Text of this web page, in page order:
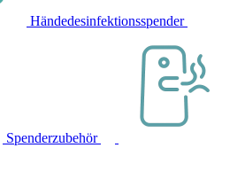
Händedesinfektionsspender
Spenderzubehör